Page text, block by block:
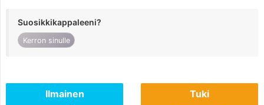
Suosikkikappaleeni?
Kerron sinulle
Ilmainen Tuki